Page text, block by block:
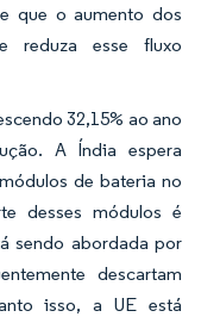
que o aumento dos
reduza esse fluxo
32,15% ao ano
A Índia espera
de bateria no
desses módulos é
sendo abordada por
descartam
isso, a UE está